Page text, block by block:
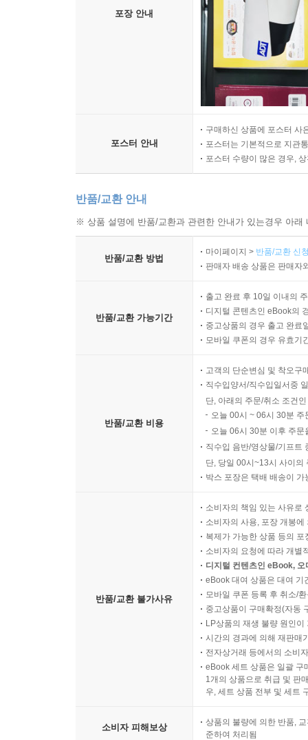
포장 안내
포스터 안내
구매하신 상품에 포스터 사
포스터는 기본적으로 지관
포스터 수량이 많은 경우,
반품/교환 안내
※ 상품 설명에 반품/교환과 관련한 안내가 있는경우 아
반품/교환 방법
마이페이지 > 반품/교환 신
판매자 배송 상품은 판매자
반품/교환 가능기간
출고 완료 후 10일 이내의
디지털 콘텐츠인 eBook의
중고상품의 경우 출고 완료
모바일 쿠폰의 경우 유효기
반품/교환 비용
고객의 단순변심 및 착오구
직수입양서/직수입일서중
단, 아래의 주문/취소 조건
오늘 00시 ~ 06시 30분
오늘 06시 30분 이후 주
직수입 음반/영상물/기프트
단, 당일 00시~13시 사이의
박스 포장은 택배 배송이
반품/교환 불가사유
소비자의 책임 있는 사유로
소비자의 사용, 포장 개봉
복제가 가능한 상품 등의
소비자의 요청에 따라 개별
디지털 컨텐츠인 eBook,
eBook 대여 상품은 대여 기
모바일 쿠폰 등록 후 취소/
중고상품이 구매확정(자동
LP상품의 재생 불량 원인
시간의 경과에 의해 재판매
전자상거래 등에서의 소비
eBook 세트 상품은 일괄 구
1개의 상품으로 취급 및 판
우, 세트 상품 전부 및 세트
소비자 피해보상
상품의 불량에 의한 반품,
준하여 처리됨